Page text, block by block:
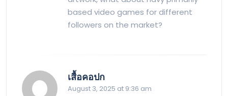
based video games for different
followers on the market?
เสื้อคอปกsays:
August 3, 2025 at 9:36 am